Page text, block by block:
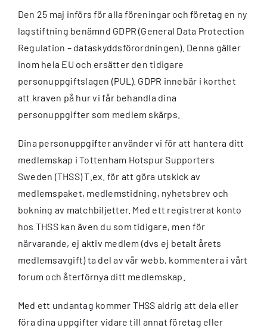
Den 25 maj införs för alla föreningar och företag en ny
lagstiftning benämnd GDPR (General Data Protection
Regulation – dataskyddsförordningen). Denna gäller
inom hela EU och ersätter den tidigare
personuppgiftslagen (PUL). GDPR innebär i korthet
att kraven på hur vi får behandla dina
personuppgifter som medlem skärps.
Dina personuppgifter använder vi för att hantera ditt
medlemskap i Tottenham Hotspur Supporters
Sweden (THSS) T.ex. för att göra utskick av
medlemspaket, medlemstidning, nyhetsbrev och
bokning av matchbiljetter. Med ett registrerat konto
hos THSS kan även du som tidigare, men för
närvarande, ej aktiv medlem (dvs ej betalt årets
medlemsavgift) ta del av vår webb, kommentera i vårt
forum och återförnya ditt medlemskap.
Med ett undantag kommer THSS aldrig att dela eller
föra dina uppgifter vidare till annat företag eller